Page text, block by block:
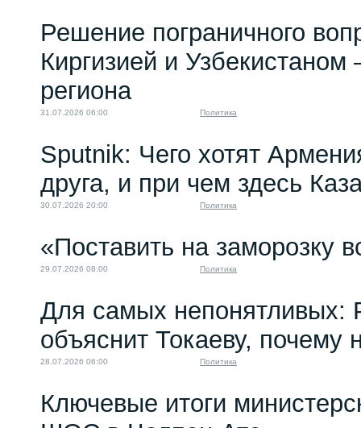
Решение пограничного
Киргизией и Узбекистаном
региона
31.07.2026 06:00 Политика
Sputnik: Чего хотят
друга, и при чем здесь
30.07.2026 20:00 Политика
«Поставить на заморозку
29.07.2026 08:00 Политика
Для самых непонятливых:
объяснит Токаеву,
28.07.2026 06:00 Политика
Ключевые итоги